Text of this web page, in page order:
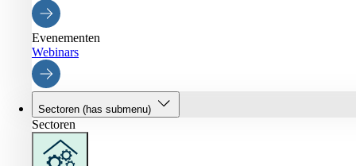
Evenementen
Webinars
Sectoren (has submenu)
Sectoren